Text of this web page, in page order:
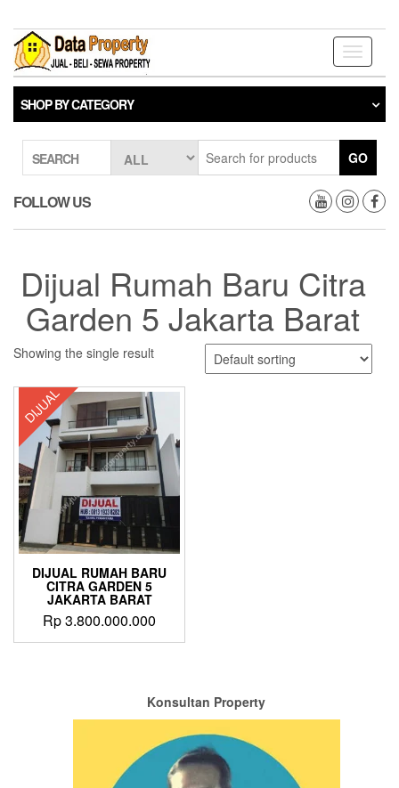
the
content
Toggle
SHOP BY CATEGORY
SEARCH GO
FOLLOW US
Dijual Rumah Baru Citra
Garden 5 Jakarta Barat
Showing the single result
DIJUAL
DIJUAL RUMAH BARU
CITRA GARDEN 5
JAKARTA BARAT
Rp3.800.000.000
Konsultan Property